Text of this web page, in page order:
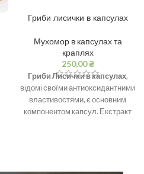
Гриби лисички в капсулах
Мухомор в капсулах та
краплях
250,00₴
Гриби Лисички в капсулах,
відомі своїми антиоксидантними
властивостями, є основним
компонентом капсул. Екстракт
видимість у темряві,